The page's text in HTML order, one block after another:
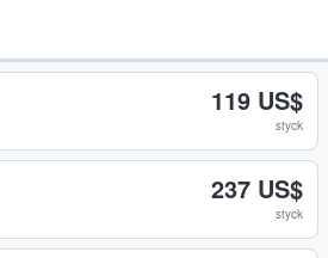
119 US$
styck
237 US$
styck